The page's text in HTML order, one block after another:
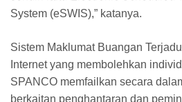
System (eSWIS),” katanya.
Sistem Maklumat Buangan
Internet yang membolehkan
SPANCO memfailkan secara
berkaitan penghantaran dan